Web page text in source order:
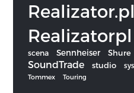
Realizator.pl
Realizatorpl
scena Sennheiser Shure
SoundTrade studio
Tommex Touring